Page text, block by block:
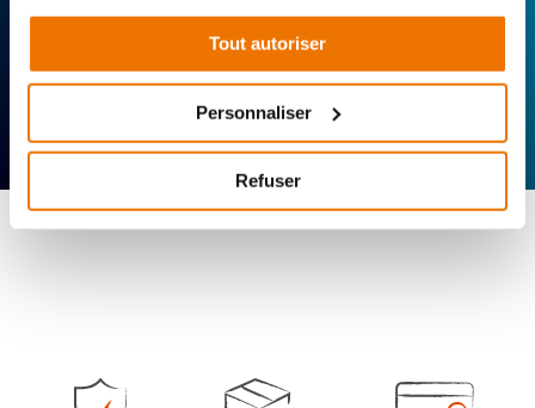
Tout autoriser
Personnaliser
Refuser
technique
Réactivité
Offerte